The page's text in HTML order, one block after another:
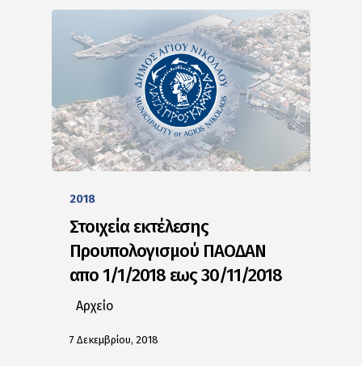
2018
Στοιχεία εκτέλεσης
Προυπολογισμού ΠΑΟΔΑΝ
απο 1/1/2018 εως 30/11/2018
Αρχείο
7 Δεκεμβρίου, 2018